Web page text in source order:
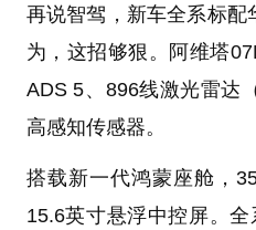
再说智驾，新车全系标配
为，这招够狠。阿维塔
ADS 5、896线激光雷达
高感知传感器。
搭载新一代鸿蒙座舱，
15.6英寸悬浮中控屏。